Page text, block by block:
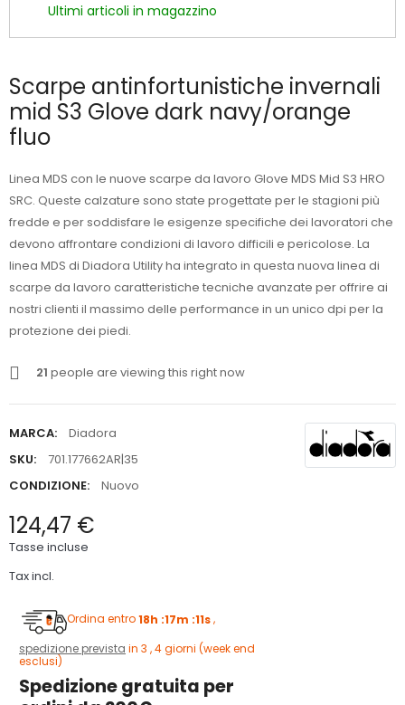
Ultimi articoli in magazzino
Scarpe antinfortunistiche invernali
mid S3 Glove dark navy/orange
fluo
Linea MDS con le nuove scarpe da lavoro Glove MDS Mid S3 HRO
SRC. Queste calzature sono state progettate per le stagioni più
fredde e per soddisfare le esigenze specifiche dei lavoratori che
devono affrontare condizioni di lavoro difficili e pericolose. La
linea MDS di Diadora Utility ha integrato in questa nuova linea di
scarpe da lavoro caratteristiche tecniche avanzate per offrire ai
nostri clienti il massimo delle performance in un unico dpi per la
protezione dei piedi.
21 people are viewing this right now
MARCA:
Diadora
SKU:
701.177662AR|35
CONDIZIONE:
Nuovo
124,47 €
Tasse incluse
Tax incl.
Ordina entro18h :17m :11s,
spedizione prevista in 3 , 4 giorni (week end
esclusi)
Spedizione gratuita per